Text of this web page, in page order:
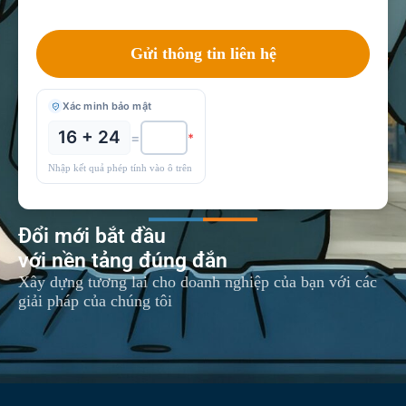
Xác minh bảo mật
16 + 24 = *
Nhập kết quả phép tính vào ô trên
Đổi mới bắt đầu
với nền tảng đúng đắn
Xây dựng tương lai cho doanh nghiệp của bạn với các
giải pháp của chúng tôi